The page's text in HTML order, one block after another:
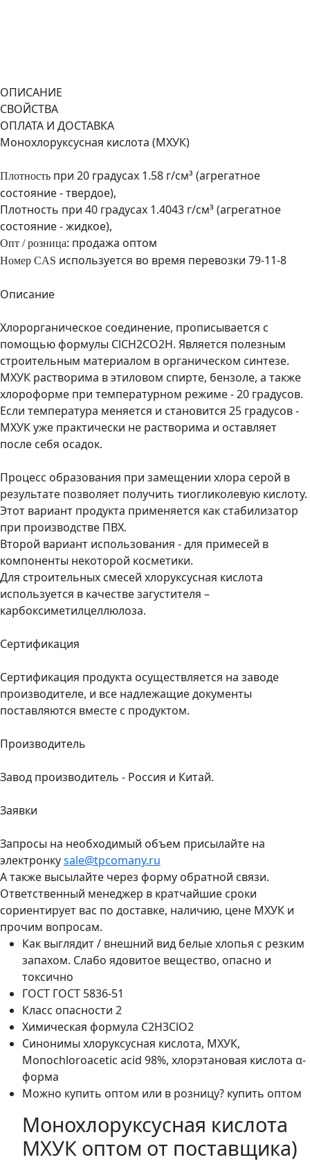
ОПИСАНИЕ
СВОЙСТВА
ОПЛАТА И ДОСТАВКА
Монохлоруксусная кислота (МХУК)
Плотность при 20 градусах 1.58 г/см³ (агрегатное
состояние - твердое),
Плотность при 40 градусах 1.4043 г/см³ (агрегатное
состояние - жидкое),
Опт / розница: продажа оптом
Номер CAS используется во время перевозки 79-11-8
Описание
Хлорорганическое соединение, прописывается с
помощью формулы ClCH2CO2H. Является полезным
строительным материалом в органическом синтезе.
МХУК растворима в этиловом спирте, бензоле, а также
хлороформе при температурном режиме - 20 градусов.
Если температура меняется и становится 25 градусов -
МХУК уже практически не растворима и оставляет
после себя осадок.
Процесс образования при замещении хлора серой в
результате позволяет получить тиогликолевую кислоту.
Этот вариант продукта применяется как стабилизатор
при производстве ПВХ.
Второй вариант использования - для примесей в
компоненты некоторой косметики.
Для строительных смесей хлоруксусная кислота
используется в качестве загустителя –
карбоксиметилцеллюлоза.
Сертификация
Сертификация продукта осуществляется на заводе
производителе, и все надлежащие документы
поставляются вместе с продуктом.
Производитель
Завод производитель - Россия и Китай.
Заявки
Запросы на необходимый объем присылайте на
электронкуsale@tpcomany.ru
А также высылайте через форму обратной связи.
Ответственный менеджер в кратчайшие сроки
сориентирует вас по доставке, наличию, цене МХУК и
прочим вопросам.
Как выглядит / внешний вид белые хлопья с резким
запахом. Слабо ядовитое вещество, опасно и
токсично
ГОСТ ГОСТ 5836-51
Класс опасности 2
Химическая формула C2H3ClO2
Синонимы хлоруксусная кислота, МХУК,
Monochloroacetic acid 98%, хлорэтановая кислота α-
форма
Можно купить оптом или в розницу? купить оптом
Монохлоруксусная кислота
МХУК оптом от поставщика)